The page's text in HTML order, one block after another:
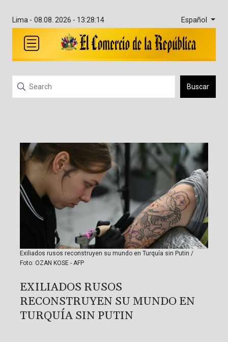
Lima - 08.08. 2026 - 13:28:14 Español
Buscar
Exiliados rusos reconstruyen su mundo en Turquía sin Putin /
Foto: OZAN KOSE - AFP
EXILIADOS RUSOS
RECONSTRUYEN SU MUNDO EN
TURQUÍA SIN PUTIN